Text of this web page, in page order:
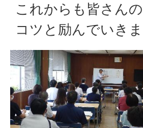
これからも皆さん
コツと励んでいきま